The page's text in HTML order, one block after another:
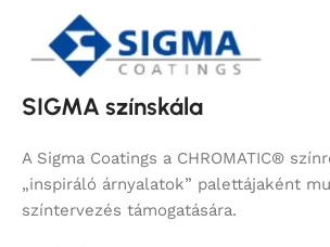
SIGMA színskála
A Sigma Coatings a CHROMATIC®
„inspiráló árnyalatok” palettájaként
színtervezés támogatására.